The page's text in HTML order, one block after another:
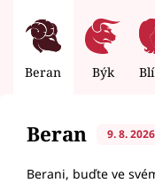
Beran Býk
Beran 9. 8. 2026
Berani, buďte ve